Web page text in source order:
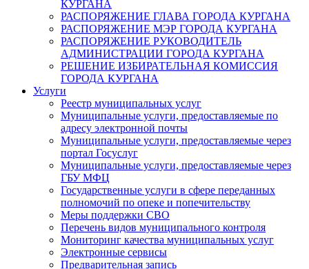
КУРГАНА
РАСПОРЯЖЕНИЕ ГЛАВА ГОРОДА КУРГАНА
РАСПОРЯЖЕНИЕ МЭР ГОРОДА КУРГАНА
РАСПОРЯЖЕНИЕ РУКОВОДИТЕЛЬ
АДМИНИСТРАЦИИ ГОРОДА КУРГАНА
РЕШЕНИЕ ИЗБИРАТЕЛЬНАЯ КОМИССИЯ
ГОРОДА КУРГАНА
Услуги
Реестр муниципальных услуг
Муниципальные услуги, предоставляемые по
адресу электронной почты
Муниципальные услуги, предоставляемые через
портал Госуслуг
Муниципальные услуги, предоставляемые через
ГБУ МФЦ
Государственные услуги в сфере переданных
полномочий по опеке и попечительству
Меры поддержки СВО
Перечень видов муниципального контроля
Мониторинг качества муниципальных услуг
Электронные сервисы
Предварительная запись